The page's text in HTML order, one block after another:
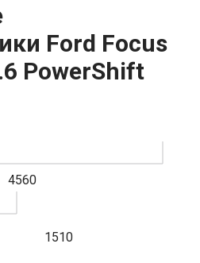
Ford Focus
PowerShift
4560
1510